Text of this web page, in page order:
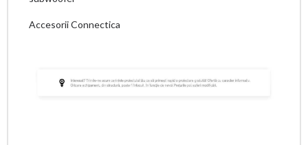
Accesorii Connectica